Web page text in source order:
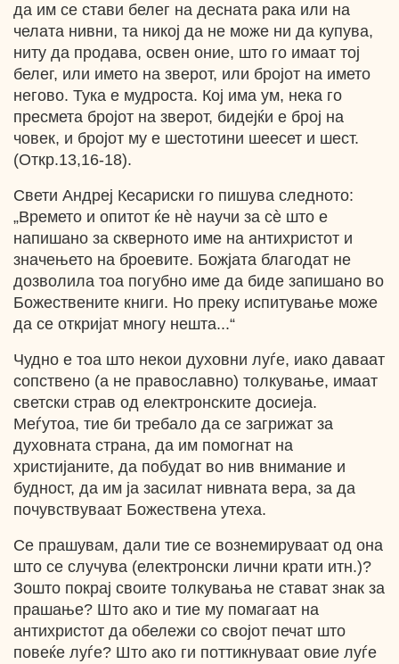
да им се стави белег на десната рака или нa
челата нивни, та никој да не може ни да купува,
ниту да продава, освен оние, што го имаат тој
белег, или името на зверот, или бројот на името
негово. Тука е мудроста. Кој има ум, нека го
пресмета бројот на зверот, бидејќи е број на
човек, и бројот му е шестотини шеесет и шест.
(Откр.13,16-18).
Свети Андреј Кесариски го пишува следното:
„Времето и опитот ќе нѐ научи за сѐ што е
напишано за скверното име на антихристот и
значењето на броевите. Божјата благодат не
дозволила тоа погубно име да биде запишано во
Божествените книги. Но преку испитување може
да се откријат многу нешта...“
Чудно е тоа што некои духовни луѓе, иако даваат
сопствено (а не православно) толкување, имаат
светски страв од електронските досиеја.
Меѓутоа, тие би требало да се загрижат за
духовната страна, да им помогнат на
христијаните, да побудат во нив внимание и
будност, да им ја засилат нивната вера, за да
почувствуваат Божествена утеха.
Се прашувам, дали тие се вознемируваат од она
што се случува (електронски лични крати итн.)?
Зошто покрај своите толкувања не стават знак за
прашање? Што ако и тие му помагаат на
антихристот да обележи со својот печат што
повеќе луѓе? Што ако ги поттикнуваат овие луѓе